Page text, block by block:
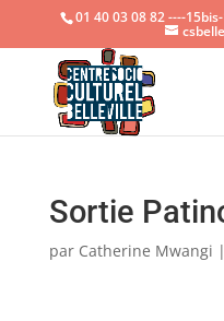
01 40 03 08 82 ----
Sortie
par Catherine Mwangi |